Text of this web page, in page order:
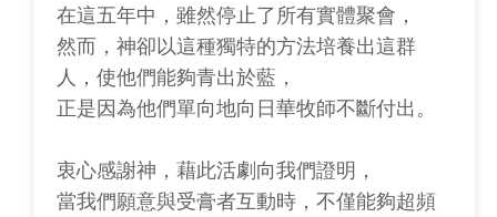
在這五年中，雖然停止了所有實體聚會，
然而，神卻以這種獨特的方法培養出這群
人，使他們能夠青出於藍，
正是因為他們單向地向日華牧師不斷付出。
衷心感謝神，藉此活劇向我們證明，
當我們願意與受膏者互動時，不僅能夠超頻